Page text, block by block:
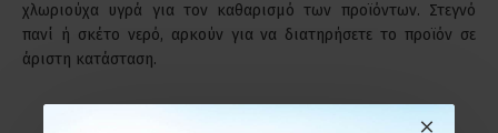
χλωριούχα υγρά για τον καθαρισμό των προϊόντων. Στεγνό
πανί ή σκέτο νερό, αρκούν για να διατηρήσετε το προϊόν σε
άριστη κατάσταση.